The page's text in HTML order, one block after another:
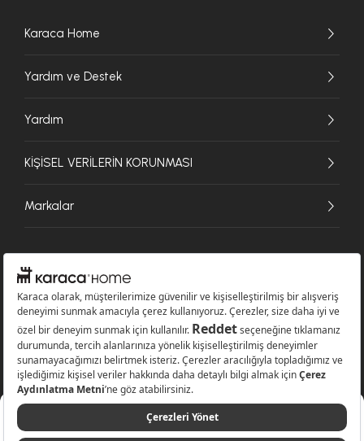
Sepete Ekle
Karaca Home
Yardım ve Destek
Yardım
KİŞİSEL VERİLERİN KORUNMASI
Markalar
© 2026 Karaca Home Collection Tekstil Sanayi ve Ticaret A.Ş. - Tüm hakları
saklıdır.